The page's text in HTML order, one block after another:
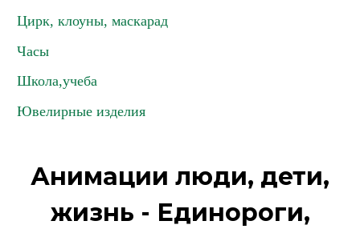
Цирк, клоуны, маскарад
Часы
Школа,учеба
Ювелирные изделия
Анимации люди, дети,
жизнь - Единороги,